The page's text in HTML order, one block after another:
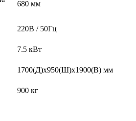
680 мм
220В / 50Гц
7.5 кВт
1700(Д)x950(Ш)x1900(В) мм
900 кг